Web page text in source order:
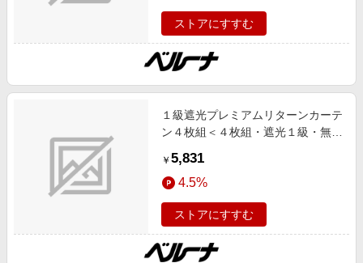
号 1級遮光,UV対策/UVカット,あっ
たかアイテム,形状記憶,断熱,防音
SNS,インテリア,ネット限定
ストアにすすむ
１級遮光プレミアムリターンカーテ
ン４枚組＜４枚組・遮光１級・無
活・リターンカーテン＞ チャコー
ルグレー １００Ｘ１３５ インテリ
ア iellio 夏号 1級遮光,UV対策/UVカ
ット,あったかアイテム,形状記憶,断
熱,防音 SNS,インテリア,ネット限
定
￥ 5,831
4.5%
ストアにすすむ